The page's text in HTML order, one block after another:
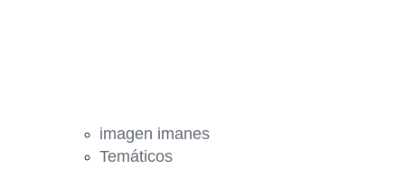
imagen imanes
Temáticos